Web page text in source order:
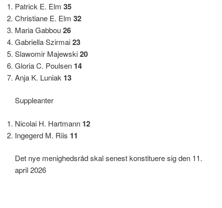
Patrick E. Elm 35
Christiane E. Elm 32
Maria Gabbou26
Gabriella Szirmai23
Slawomir Majewski20
Gloria C. Poulsen 14
Anja K. Luniak 13
Suppleanter
Nicolai H. Hartmann 12
Ingegerd M. Riis 11
Det nye menighedsråd skal senest konstituere sig den 11.
april 2026